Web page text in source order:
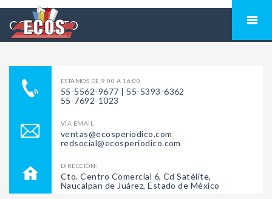
CONTACTO
ESTAMOS DE 9:00 A 16:00
55-5562-9677 | 55-5393-6362
55-7692-1023
VÍA EMAIL
ventas@ecosperiodico.com
redsocial@ecosperiodico.com
DIRECCIÓN:
Cto. Centro Comercial 6, Cd Satélite,
Naucalpan de Juárez, Estado de México